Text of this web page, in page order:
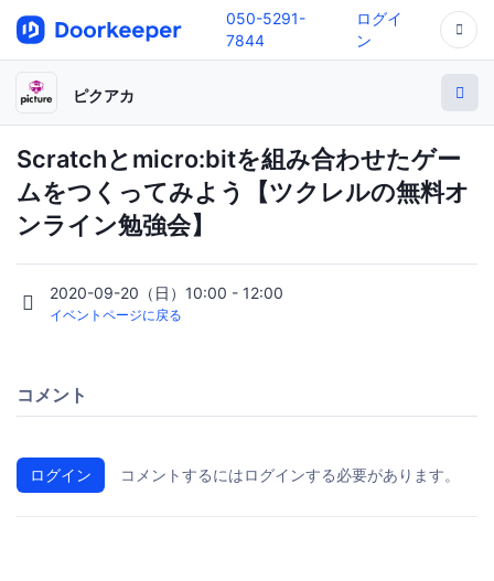
050-5291-
7844
ログイ
ン
ピクアカ
Scratchとmicro:bitを組み合わせたゲー
ムをつくってみよう【ツクレルの無料オ
ンライン勉強会】
2020-09-20（日）10:00 - 12:00
イベントページに戻る
コメント
ログイン コメントするにはログインする必要があります。